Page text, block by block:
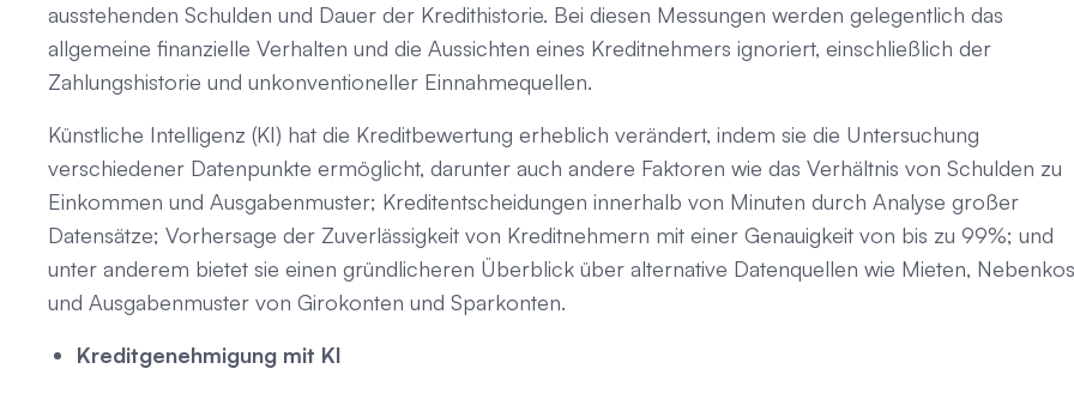
ausstehenden Schulden und Dauer der Kredithistorie. Bei diesen Messungen werden gelegentlich das
allgemeine finanzielle Verhalten und die Aussichten eines Kreditnehmers ignoriert, einschließlich der
Zahlungshistorie und unkonventioneller Einnahmequellen.
Künstliche Intelligenz (KI) hat die Kreditbewertung erheblich verändert, indem sie die Untersuchung
verschiedener Datenpunkte ermöglicht, darunter auch andere Faktoren wie das Verhältnis von Schulden zu
Einkommen und Ausgabenmuster; Kreditentscheidungen innerhalb von Minuten durch Analyse großer
Datensätze; Vorhersage der Zuverlässigkeit von Kreditnehmern mit einer Genauigkeit von bis zu 99%; und
unter anderem bietet sie einen gründlicheren Überblick über alternative Datenquellen wie Mieten,
und Ausgabenmuster von Girokonten und Sparkonten.
Kreditgenehmigung mit KI